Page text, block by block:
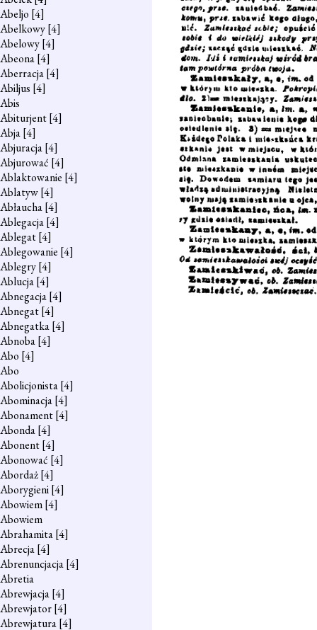
Abeljo [4]
Abelkowy[4]
Abelowy[4]
Abeona[4]
Aberracja[4]
Abiljus [4]
Abis
Abiturjent[4]
Abja[4]
Abjuracja[4]
Abjurować [4]
Ablaktowanie [4]
Ablatyw[4]
Abłaucha[4]
Ablegacja[4]
Ablegat[4]
Ablegowanie [4]
Ablegry[4]
Ablucja[4]
Abnegacja[4]
Abnegat[4]
Abnegatka[4]
Abnoba[4]
Abo [4]
Abo
Abolicjonista[4]
Abominacja[4]
Abonament[4]
Abonda[4]
Abonent[4]
Abonować [4]
Abordaż[4]
Aborygieni[4]
Abowiem[4]
Abowiem
Abrahamita[4]
Abrecja[4]
Abrenuncjacja[4]
Abretia
Abrewjacja[4]
Abrewjator[4]
Abrewjatura[4]